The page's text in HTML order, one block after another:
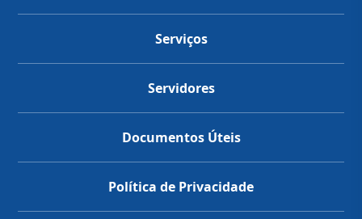
Serviços
Servidores
Documentos Úteis
Política de Privacidade